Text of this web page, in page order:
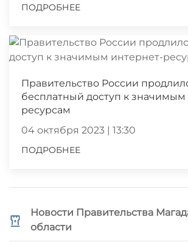
ПОДРОБНЕЕ
Правительство России
бесплатный доступ к значимым
ресурсам
04 октября 2023 | 13:30
ПОДРОБНЕЕ
Новости Правительства
области